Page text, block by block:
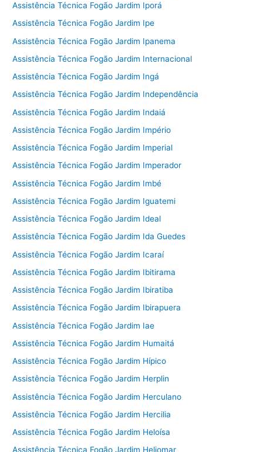
Assistência Técnica Fogão Jardim Iporá
Assistência Técnica Fogão Jardim Ipe
Assistência Técnica Fogão Jardim Ipanema
Assistência Técnica Fogão Jardim Internacional
Assistência Técnica Fogão Jardim Ingá
Assistência Técnica Fogão Jardim Independência
Assistência Técnica Fogão Jardim Indaiá
Assistência Técnica Fogão Jardim Império
Assistência Técnica Fogão Jardim Imperial
Assistência Técnica Fogão Jardim Imperador
Assistência Técnica Fogão Jardim Imbé
Assistência Técnica Fogão Jardim Iguatemi
Assistência Técnica Fogão Jardim Ideal
Assistência Técnica Fogão Jardim Ida Guedes
Assistência Técnica Fogão Jardim Icaraí
Assistência Técnica Fogão Jardim Ibitirama
Assistência Técnica Fogão Jardim Ibiratiba
Assistência Técnica Fogão Jardim Ibirapuera
Assistência Técnica Fogão Jardim Iae
Assistência Técnica Fogão Jardim Humaitá
Assistência Técnica Fogão Jardim Hípico
Assistência Técnica Fogão Jardim Herplin
Assistência Técnica Fogão Jardim Herculano
Assistência Técnica Fogão Jardim Hercilia
Assistência Técnica Fogão Jardim Heloísa
Assistência Técnica Fogão Jardim Heliomar